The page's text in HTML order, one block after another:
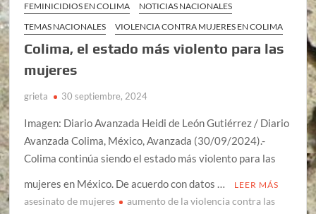
FEMINICIDIOS EN COLIMA
NOTICIAS NACIONALES
TEMAS NACIONALES
VIOLENCIA CONTRA MUJERES EN COLIMA
Colima, el estado más violento para las
mujeres
grieta 30 septiembre, 2024
Imagen: Diario Avanzada Heidi de León Gutiérrez / Diario
Avanzada Colima, México, Avanzada (30/09/2024).-
Colima continúa siendo el estado más violento para las
mujeres en México. De acuerdo con datos …
LEER MÁS
asesinato de mujeres
aumento de la violencia contra las